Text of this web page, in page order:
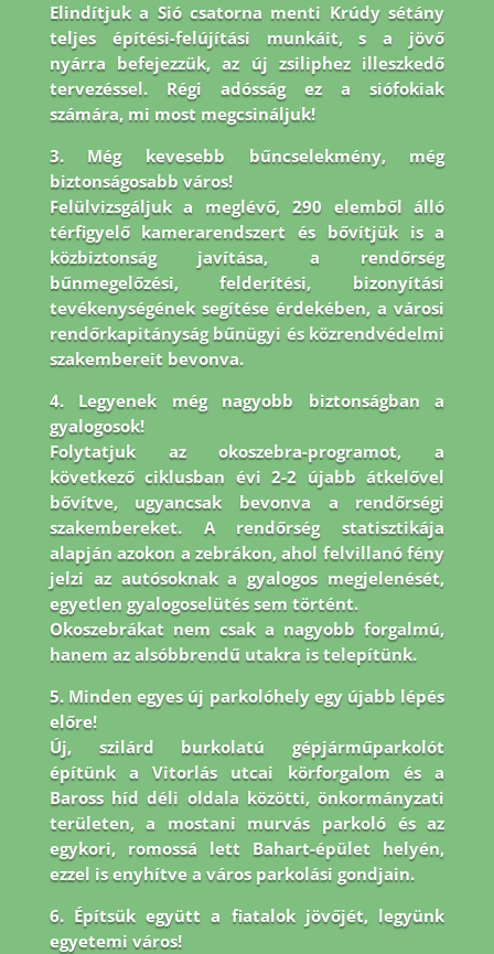
Elindítjuk a Sió csatorna menti Krúdy sétány
teljes építési-felújítási munkáit, s a jövő
nyárra befejezzük, az új zsiliphez illeszkedő
tervezéssel. Régi adósság ez a siófokiak
számára, mi most megcsináljuk!
3. Még kevesebb bűncselekmény, még
biztonságosabb város!
Felülvizsgáljuk a meglévő, 290 elemből álló
térfigyelő kamerarendszert és bővítjük is a
közbiztonság javítása, a rendőrség
bűnmegelőzési, felderítési, bizonyítási
tevékenységének segítése érdekében, a városi
rendőrkapitányság bűnügyi és közrendvédelmi
szakembereit bevonva.
4. Legyenek még nagyobb biztonságban a
gyalogosok!
Folytatjuk az okoszebra-programot, a
következő ciklusban évi 2-2 újabb átkelővel
bővítve, ugyancsak bevonva a rendőrségi
szakembereket. A rendőrség statisztikája
alapján azokon a zebrákon, ahol felvillanó fény
jelzi az autósoknak a gyalogos megjelenését,
egyetlen gyalogoselütés sem történt.
Okoszebrákat nem csak a nagyobb forgalmú,
hanem az alsóbbrendű utakra is telepítünk.
5. Minden egyes új parkolóhely egy újabb lépés
előre!
Új, szilárd burkolatú gépjárműparkolót
építünk a Vitorlás utcai körforgalom és a
Baross híd déli oldala közötti, önkormányzati
területen, a mostani murvás parkoló és az
egykori, romossá lett Bahart-épület helyén,
ezzel is enyhítve a város parkolási gondjain.
6. Építsük együtt a fiatalok jövőjét, legyünk
egyetemi város!